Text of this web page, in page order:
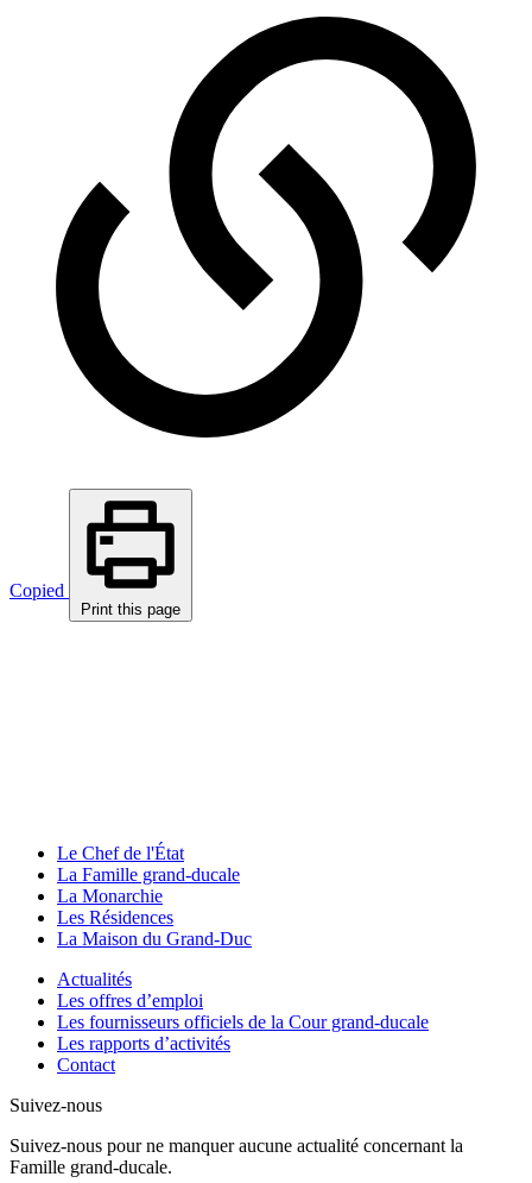
Copied
Print this page
Le Chef de l'État
La Famille grand-ducale
La Monarchie
Les Résidences
La Maison du Grand-Duc
Actualités
Les offres d’emploi
Les fournisseurs officiels de la Cour grand-ducale
Les rapports d’activités
Contact
Suivez-nous
Suivez-nous pour ne manquer aucune actualité concernant la
Famille grand-ducale.